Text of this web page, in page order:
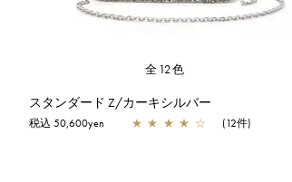
全12色
スタンダード Z/カーキシルバー
税込 50,600yen ★ ★ ★ ★ ☆ (12件)